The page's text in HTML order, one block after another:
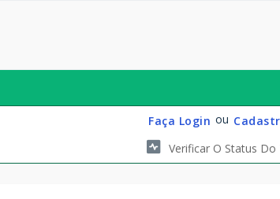
Faça Login ou
Verificar O Status Do